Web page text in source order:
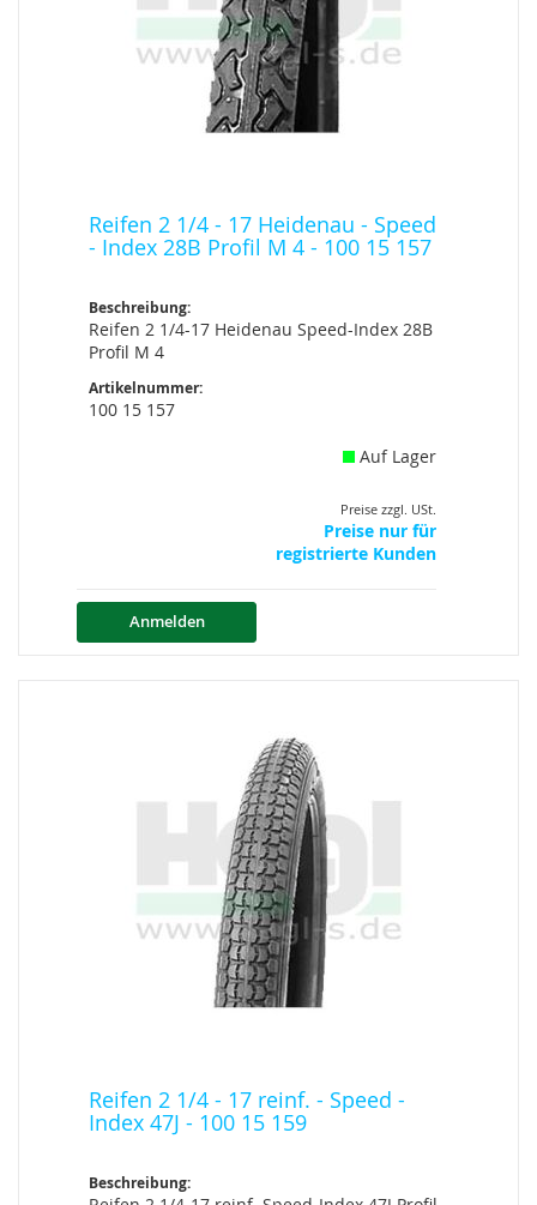
Reifen 2 1/4 - 17 Heidenau - Speed
- Index 28B Profil M 4 - 100 15 157
Beschreibung:
Reifen 2 1/4-17 Heidenau Speed-Index 28B
Profil M 4
Artikelnummer:
100 15 157
Auf Lager
Preise zzgl. USt.
Preise nur für
registrierte Kunden
Anmelden
Reifen 2 1/4 - 17 reinf. - Speed -
Index 47J - 100 15 159
Beschreibung: